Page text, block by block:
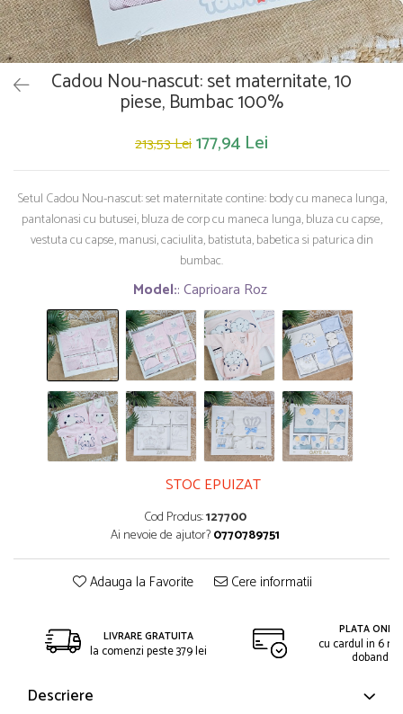
Papusi si accesorii
Trotinete
Trenulete si masinute
Unelte si bancuri de lucru
Cadou Nou-nascut: set maternitate, 10
piese, Bumbac 100%
213,53 Lei177,94 Lei
Setul Cadou Nou-nascut: set maternitate contine: body cu maneca lunga,
pantalonasi cu butusei, bluza de corp cu maneca lunga, bluza cu capse,
vestuta cu capse, manusi, caciulita, batistuta, babetica si paturica din
bumbac.
Model:: Caprioara Roz
STOC EPUIZAT
Cod Produs:127700
Ai nevoie de ajutor?0770789751
Adauga la Favorite Cere informatii
LIVRARE GRATUITA
la comenzi peste 379 lei
PLATA
cu cardul in 6
dobanda
Descriere